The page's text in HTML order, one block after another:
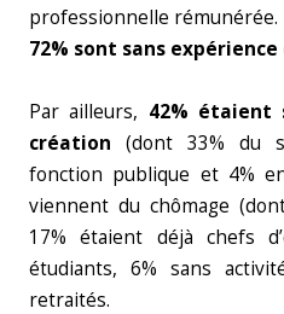
professionnelle rémunérée.
72% sont sans
Par ailleurs, 42% étaient
création (dont 33% du
fonction publique et 4%
viennent du chômage
17% étaient déjà chefs
étudiants, 6% sans
retraités.